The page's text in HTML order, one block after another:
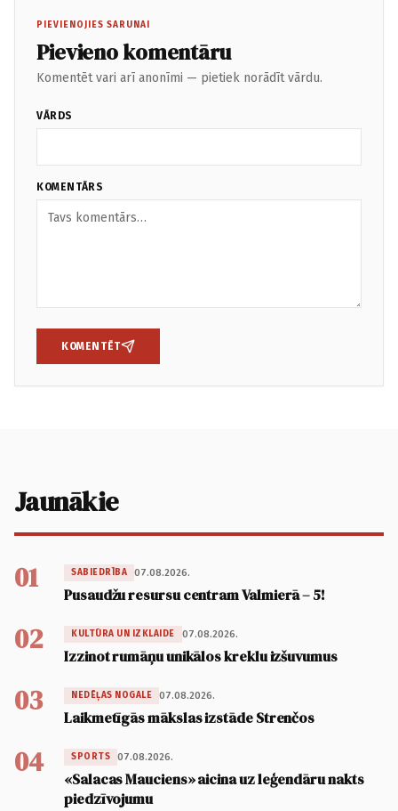
PIEVIENOJIES SARUNAI
Pievieno komentāru
Komentēt vari arī anonīmi — pietiek norādīt vārdu.
VĀRDS
KOMENTĀRS
KOMENTĒT
Jaunākie
01 SABIEDRĪBA 07.08.2026.
Pusaudžu resursu centram Valmierā – 5!
02 KULTŪRA UN IZKLAIDE 07.08.2026.
Izzinot rumāņu unikālos kreklu izšuvumus
03 NEDĒĻAS NOGALE 07.08.2026.
Laikmetīgās mākslas izstāde Strenčos
04 SPORTS 07.08.2026.
«Salacas Mauciens» aicina uz leģendāru nakts
piedzīvojumu